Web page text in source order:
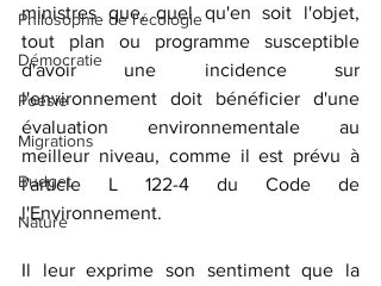
Philosophie de l'écologie
Démocratie
Poésie
Migrations
Budget
Nature
ministres que, quel qu'en soit l'objet,
tout plan ou programme susceptible
d'avoir une incidence sur
l'environnement doit bénéficier d'une
évaluation environnementale au
meilleur niveau, comme il est prévu à
l'article L 122-4 du Code de
l'Environnement.
Il leur exprime son sentiment que la